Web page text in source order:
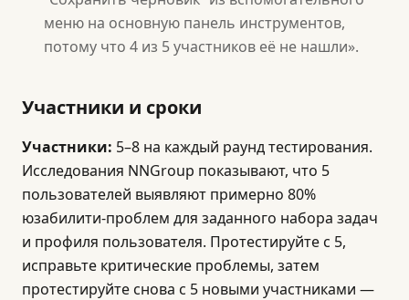
меню на основную панель инструментов,
потому что 4 из 5 участников её не нашли».
Участники и сроки
Участники: 5–8 на каждый раунд тестирования.
Исследования NNGroup показывают, что 5
пользователей выявляют примерно 80%
юзабилити-проблем для заданного набора задач
и профиля пользователя. Протестируйте с 5,
исправьте критические проблемы, затем
протестируйте снова с 5 новыми участниками —